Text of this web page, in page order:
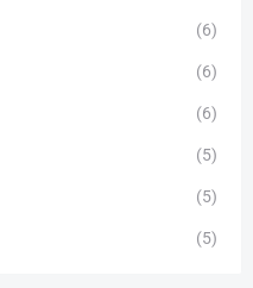
(6)
(6)
(6)
(5)
(5)
(5)